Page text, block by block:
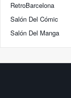
RetroBarcelona
Salón Del Cómic
Salón Del Manga